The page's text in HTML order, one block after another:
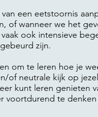
een eetstoornis
of wanneer we het
ook intensieve
zijn.
om te leren hoe je
of neutrale kijk op
kunt leren genieten
voortdurend te